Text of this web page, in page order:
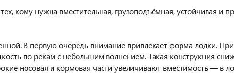
кому нужна вместительная, грузоподъёмная, устойчивая и
В первую очередь внимание привлекает форма лодки.
по рекам с небольшим волнением. Такая конструкция
носовая и кормовая части увеличивают вместимость — в